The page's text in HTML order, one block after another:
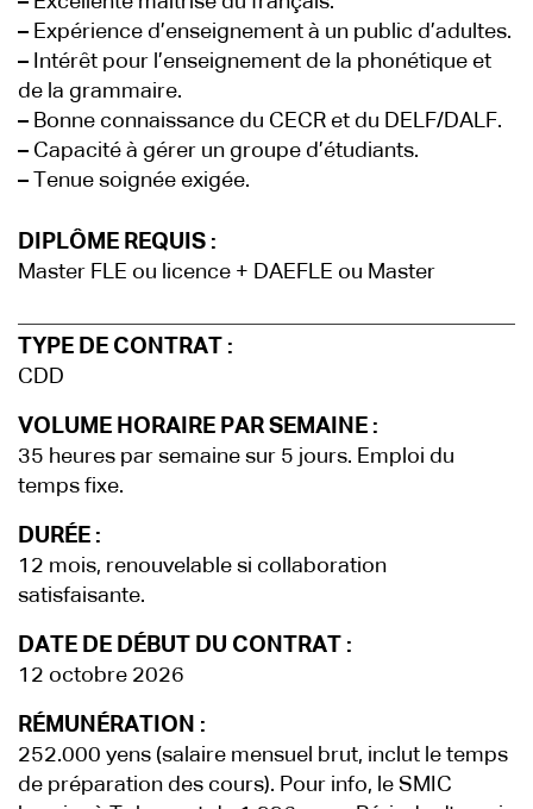
– Expérience d’enseignement à un public d’adultes.
– Intérêt pour l’enseignement de la phonétique et
de la grammaire.
– Bonne connaissance du CECR et du DELF/DALF.
– Capacité à gérer un groupe d’étudiants.
– Tenue soignée exigée.
DIPLÔME REQUIS :
Master FLE ou licence + DAEFLE ou Master
TYPE DE CONTRAT :
CDD
VOLUME HORAIRE PAR SEMAINE :
35 heures par semaine sur 5 jours. Emploi du
temps fixe.
DURÉE :
12 mois, renouvelable si collaboration
satisfaisante.
DATE DE DÉBUT DU CONTRAT :
12 octobre 2026
RÉMUNÉRATION :
252.000 yens (salaire mensuel brut, inclut le temps
de préparation des cours). Pour info, le SMIC